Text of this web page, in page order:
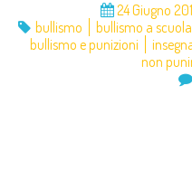
24 Giugno
bullismo
bullismo a scuola
bullismo e punizioni
non